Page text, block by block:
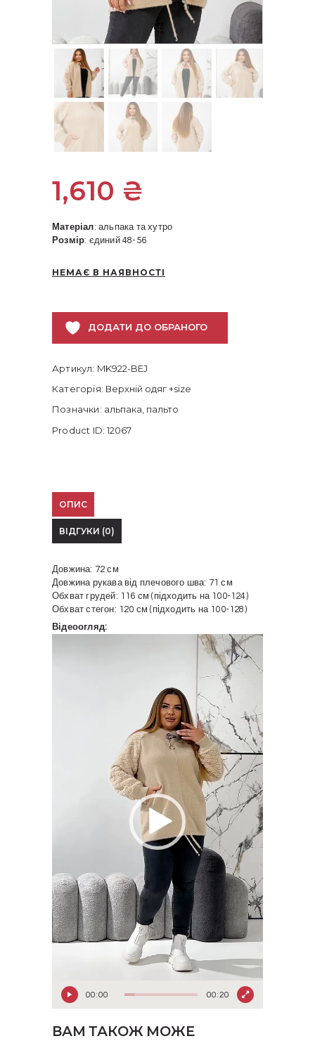
1,610 ₴
Матеріал: альпака та хутро
Розмір: єдиний 48-56
НЕМАЄ В НАЯВНОСТІ
ДОДАТИ ДО ОБРАНОГО
Артикул: MK922-BEJ
Категорія: Верхній одяг +size
Позначки: альпака, пальто
Product ID:12067
ОПИС
ВІДГУКИ (0)
Довжина: 72 см
Довжина рукава від плечового шва: 71 см
Обхват грудей: 116 см (підходить на 100-124)
Обхват стегон: 120 см (підходить на 100-128)
Відеоогляд:
00:00 00:20
ВАМ ТАКОЖ МОЖЕ